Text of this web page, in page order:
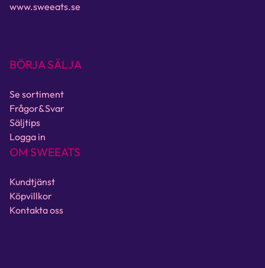
www.sweeats.se
BÖRJA SÄLJA
Se sortiment
Frågor&Svar
Säljtips
Logga in
OM SWEEATS
Kundtjänst
Köpvillkor
Kontakta oss